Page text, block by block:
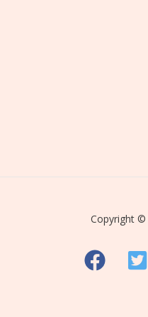
Copyright ©